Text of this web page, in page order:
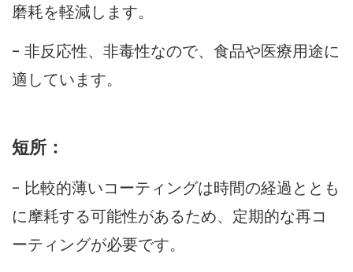
磨耗を軽減します。
- 非反応性、非毒性なので、食品や医療用途に
適しています。
短所：
- 比較的薄いコーティングは時間の経過ととも
に摩耗する可能性があるため、定期的な再コ
ーティングが必要です。